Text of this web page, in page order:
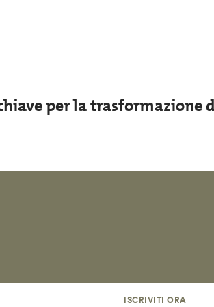
per la
ISCRIVITI ORA